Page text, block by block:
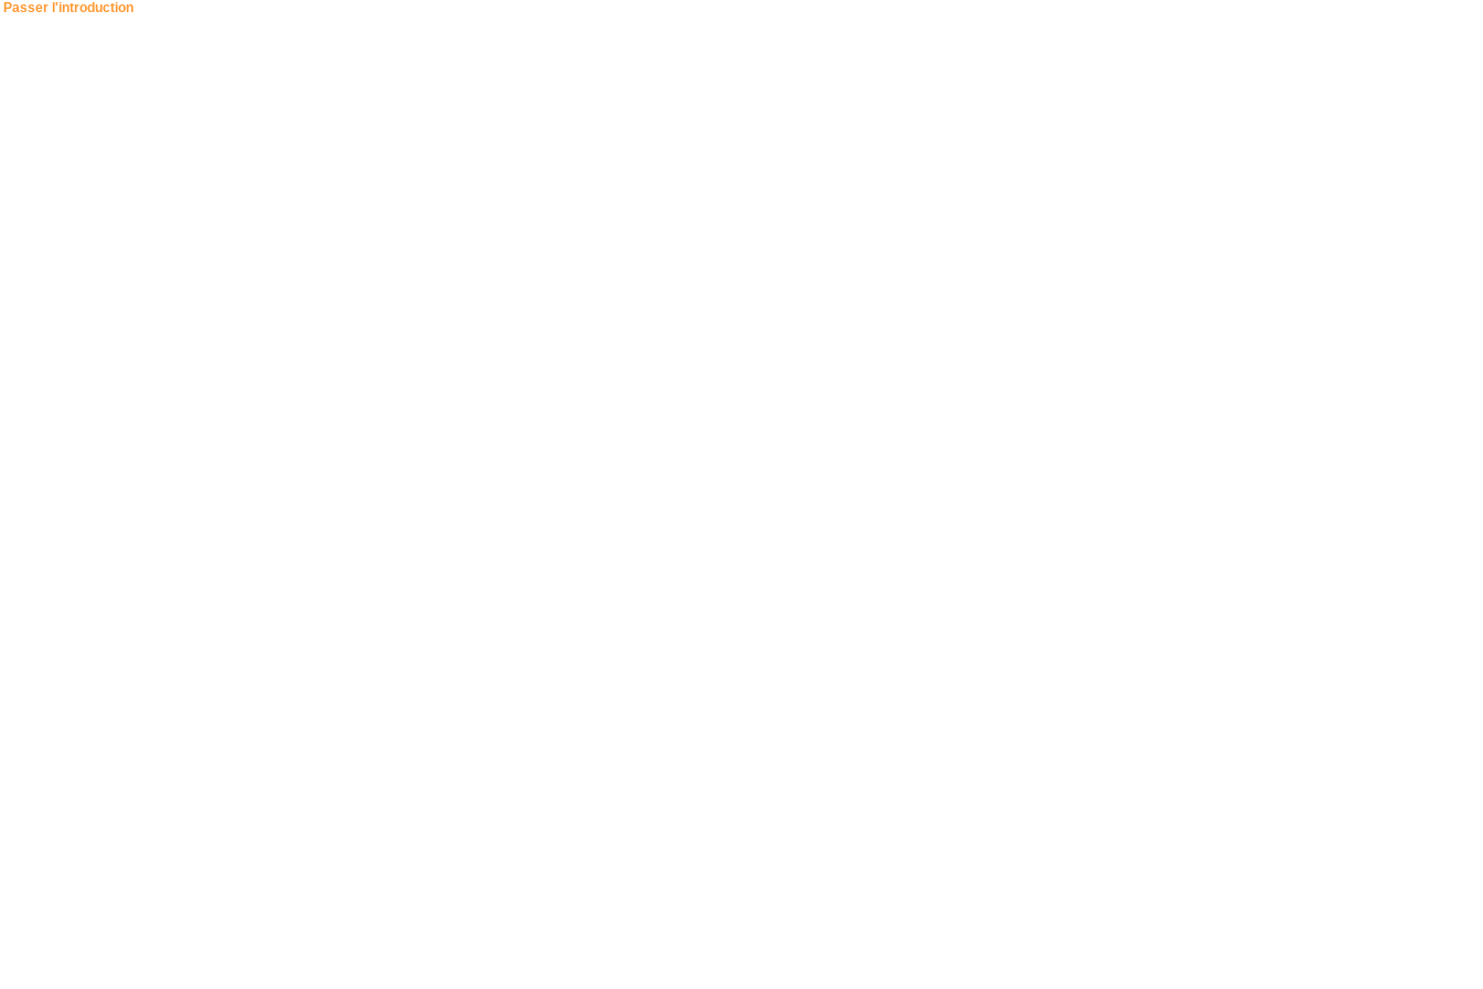
Passer l'introduction